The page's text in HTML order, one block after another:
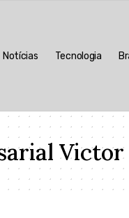
Notícias Tecnologia